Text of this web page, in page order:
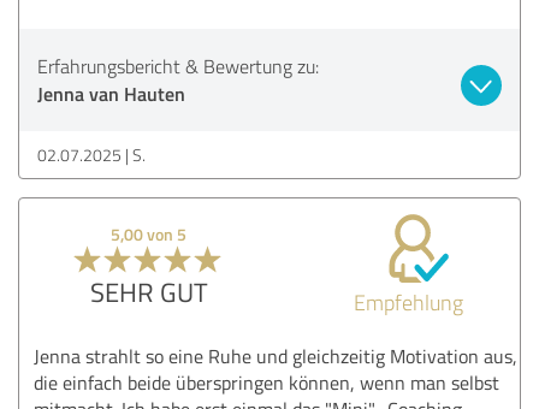
Erfahrungsbericht & Bewertung zu:
Jenna van Hauten
02.07.2025 S.
5,00 von 5
SEHR GUT Empfehlung
Jenna strahlt so eine Ruhe und gleichzeitig Motivation aus,
die einfach beide überspringen können, wenn man selbst